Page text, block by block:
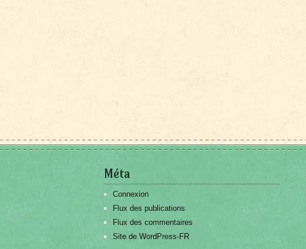
Méta
Connexion
Flux des publications
Flux des commentaires
Site de WordPress-FR